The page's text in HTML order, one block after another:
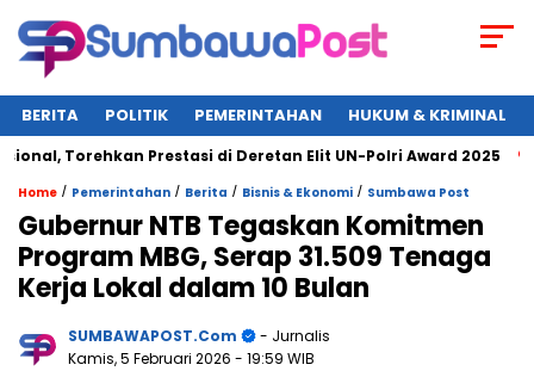
BERITA POLITIK PEMERINTAHAN HUKUM & KRIMINAL
Torehkan Prestasi di Deretan Elit UN-Polri Award 2025
Home / Pemerintahan / Berita / Bisnis & Ekonomi / Sumbawa Post
Gubernur NTB Tegaskan Komitmen
Program MBG, Serap 31.509 Tenaga
Kerja Lokal dalam 10 Bulan
SUMBAWAPOST.com
- Jurnalis
Kamis, 5 Februari 2026 - 19:59 WIB